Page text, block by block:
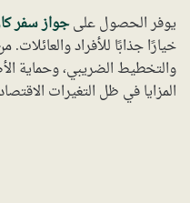
يوفر الحصول علىجواز سفر
خيارًا جذابًا للأفراد
المزايا في ظل التغيرات